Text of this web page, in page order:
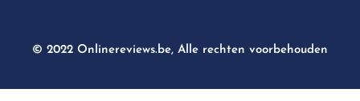
© 2022 Onlinereviews.be, Alle rechten voorbehouden